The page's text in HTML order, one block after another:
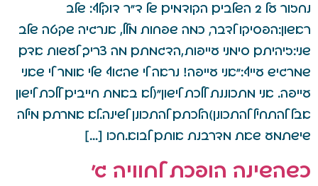
נחזור על 2 השלבים הקודמים של ד"ר דוקלף: שלב
ראשון:הפסיקו לדבר, כמה שפחות מלל, אנרגיה שקטה שלב
שני:זיהיתם סימני עייפות,הדגמתם מה צריך לעשות אדם
שמרגיש עייף:"אני עייפה! נראה לי שהגוף שלי אומר לי שאני
עייפה. אני מתכוננת ללכת לישון"(לא באמת חייבים ללכת לישון
אבל להתחיל להתכונן)הלכתם להתכונן לשינה.לא אמרתם מילה
שישתמע שאת מדרבנת אותם לבוא.חכו […]
כשהשינה הופכת לחוויה ג'